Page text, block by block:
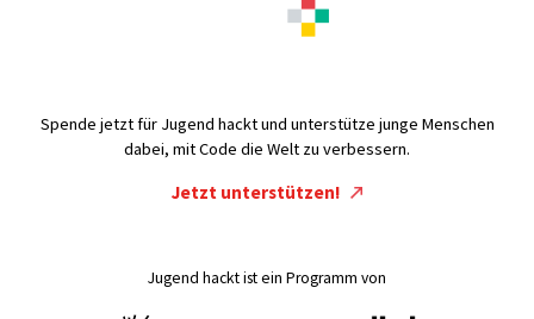
Spende jetzt für Jugend hackt und unterstütze junge Menschen
dabei, mit Code die Welt zu verbessern.
Jetzt unterstützen!
Jugend hackt ist ein Programm von